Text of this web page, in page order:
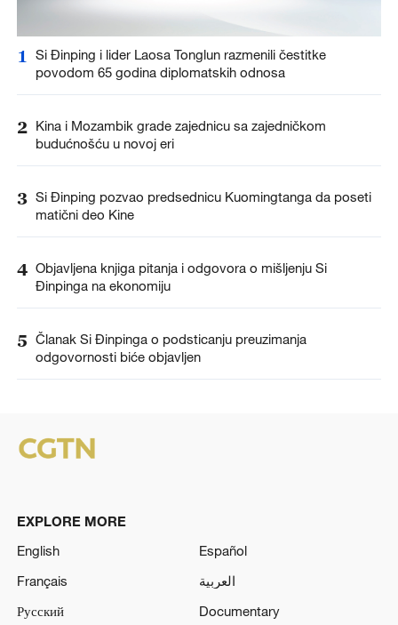
1
Si Đinping i lider Laosa Tonglun razmenili čestitke
povodom 65 godina diplomatskih odnosa
2 Kina i Mozambik grade zajednicu sa zajedničkom
budućnošću u novoj eri
3 Si Đinping pozvao predsednicu Kuomingtanga da poseti
matični deo Kine
4 Objavljena knjiga pitanja i odgovora o mišljenju Si
Đinpinga na ekonomiju
5 Članak Si Đinpinga o podsticanju preuzimanja
odgovornosti biće objavljen
EXPLORE MORE
English
Español
Français
العربية
Русский
Documentary